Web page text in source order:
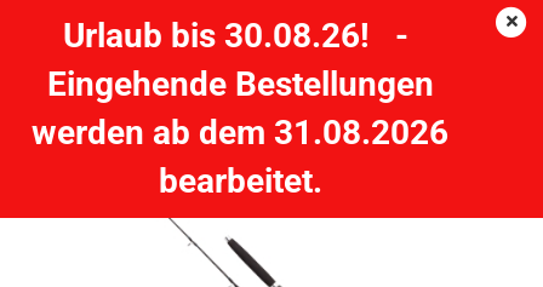
Urlaub bis 30.08.26! -
Eingehende Bestellungen
werden ab dem 31.08.2026
bearbeitet.
GENIXX Pilk & Jig Pilkrute Jigrute - 2m 100-200g